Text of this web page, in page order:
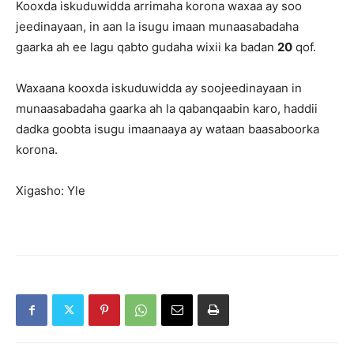
Kooxda iskuduwidda arrimaha korona waxaa ay soo
jeedinayaan, in aan la isugu imaan munaasabadaha
gaarka ah ee lagu qabto gudaha wixii ka badan 20 qof.
Waxaana kooxda iskuduwidda ay soojeedinayaan in
munaasabadaha gaarka ah la qabanqaabin karo, haddii
dadka goobta isugu imaanaaya ay wataan baasaboorka
korona.
Xigasho: Yle